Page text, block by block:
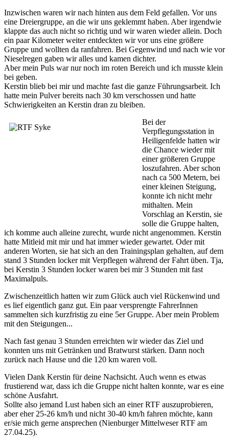
Inzwischen waren wir nach hinten aus dem Feld gefallen. Vor uns
eine Dreiergruppe, an die wir uns geklemmt haben. Aber irgendwie
klappte das auch nicht so richtig und wir waren wieder allein. Doch
ein paar Kilometer weiter entdeckten wir vor uns eine größere
Gruppe und wollten da ranfahren. Bei Gegenwind und nach wie vor
Nieselregen gaben wir alles und kamen dichter.
Aber mein Puls war nur noch im roten Bereich und ich musste klein
bei geben.
Kerstin blieb bei mir und machte fast die ganze Führungsarbeit. Ich
hatte mein Pulver bereits nach 30 km verschossen und hatte
Schwierigkeiten an Kerstin dran zu bleiben.
Bei der
Verpflegungsstation in
Heiligenfelde hatten wir
die Chance wieder mit
einer größeren Gruppe
loszufahren. Aber schon
nach ca 500 Metern, bei
einer kleinen Steigung,
konnte ich nicht mehr
mithalten. Mein
Vorschlag an Kerstin, sie
solle die Gruppe halten,
ich komme auch alleine zurecht, wurde nicht angenommen. Kerstin
hatte Mitleid mit mir und hat immer wieder gewartet. Oder mit
anderen Worten, sie hat sich an den Trainingsplan gehalten, auf dem
stand 3 Stunden locker mit Verpflegen während der Fahrt üben. Tja,
bei Kerstin 3 Stunden locker waren bei mir 3 Stunden mit fast
Maximalpuls.
Zwischenzeitlich hatten wir zum Glück auch viel Rückenwind und
es lief eigentlich ganz gut. Ein paar versprengte FahrerInnen
sammelten sich kurzfristig zu eine 5er Gruppe. Aber mein Problem
mit den Steigungen...
Nach fast genau 3 Stunden erreichten wir wieder das Ziel und
konnten uns mit Getränken und Bratwurst stärken. Dann noch
zurück nach Hause und die 120 km waren voll.
Vielen Dank Kerstin für deine Nachsicht. Auch wenn es etwas
frustierend war, dass ich die Gruppe nicht halten konnte, war es eine
schöne Ausfahrt.
Sollte also jemand Lust haben sich an einer RTF auszuprobieren,
aber eher 25-26 km/h und nicht 30-40 km/h fahren möchte, kann
er/sie mich gerne ansprechen (Nienburger Mittelweser RTF am
27.04.25).